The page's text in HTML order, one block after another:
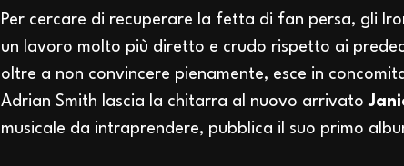
Per cercare di recuperare la fetta di fan persa, gli
un lavoro molto più diretto e crudo rispetto ai
oltre a non convincere pienamente, esce in
Adrian Smith lascia la chitarra al nuovo arrivato
musicale da intraprendere, pubblica il suo primo